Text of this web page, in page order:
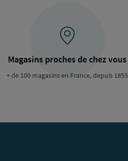
Magasins proches de chez vous
+ de 100 magasins en France, depuis 1855